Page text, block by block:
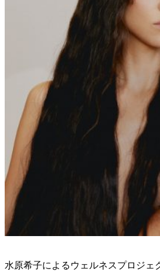
水原希子によるウェルネスプロジェ